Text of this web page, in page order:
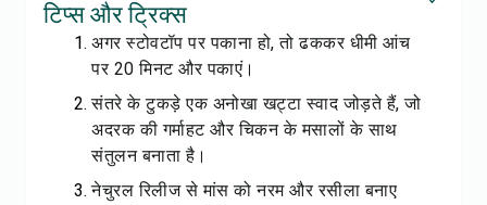
टिप्स और ट्रिक्स
अगर स्टोवटॉप पर पकाना हो, तो ढककर धीमी आंच
पर 20 मिनट और पकाएं।
संतरे के टुकड़े एक अनोखा खट्टा स्वाद जोड़ते हैं, जो
अदरक की गर्माहट और चिकन के मसालों के साथ
संतुलन बनाता है।
नेचुरल रिलीज से मांस को नरम और रसीला बनाए